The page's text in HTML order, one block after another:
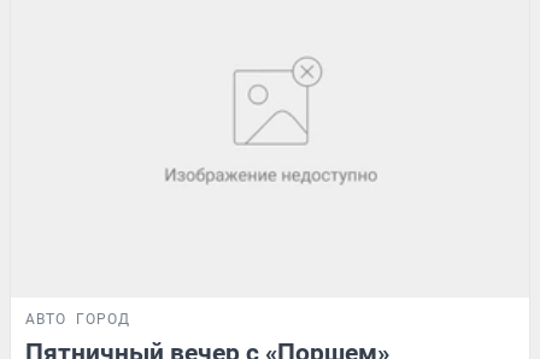
АВТО ГОРОД
Пятничный вечер с «Поршем»